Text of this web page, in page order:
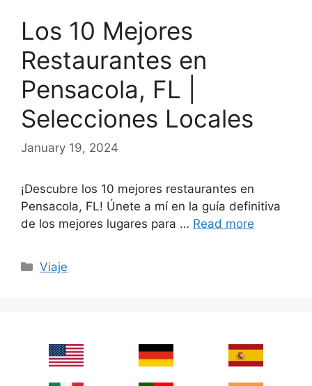
Los 10 Mejores
Restaurantes en
Pensacola, FL |
Selecciones Locales
January 19, 2024
¡Descubre los 10 mejores restaurantes en
Pensacola, FL! Únete a mí en la guía definitiva
de los mejores lugares para … Read more
Categories
Viaje